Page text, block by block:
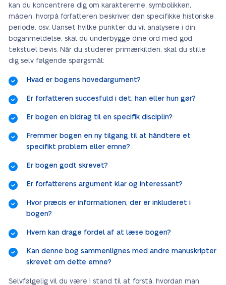
kan du koncentrere dig om karaktererne, symbolikken,
måden, hvorpå forfatteren beskriver den specifikke historiske
periode, osv. Uanset hvilke punkter du vil analysere i din
boganmeldelse, skal du underbygge dine ord med god
tekstuel bevis. Når du studerer primærkilden, skal du stille
dig selv følgende spørgsmål:
Hvad er bogens hovedargument?
Er forfatteren succesfuld i det, han eller hun gør?
Er bogen en bidrag til en specifik disciplin?
Fremmer bogen en ny tilgang til at håndtere et
specifikt problem eller emne?
Er bogen godt skrevet?
Er forfatterens argument klar og interessant?
Hvor præcis er informationen, der er inkluderet i
bogen?
Hvem kan drage fordel af at læse bogen?
Kan denne bog sammenlignes med andre manuskripter
skrevet om dette emne?
Selvfølgelig vil du være i stand til at forstå, hvordan man